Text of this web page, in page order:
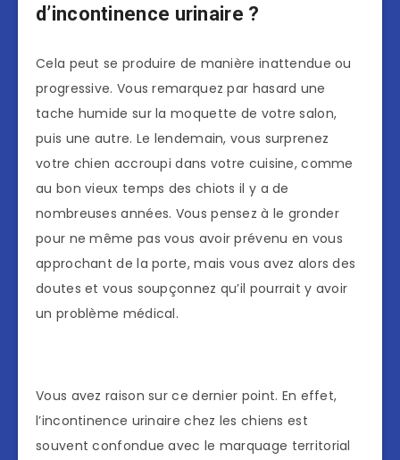
d’incontinence urinaire ?
Cela peut se produire de manière inattendue ou
progressive. Vous remarquez par hasard une
tache humide sur la moquette de votre salon,
puis une autre. Le lendemain, vous surprenez
votre chien accroupi dans votre cuisine, comme
au bon vieux temps des chiots il y a de
nombreuses années. Vous pensez à le gronder
pour ne même pas vous avoir prévenu en vous
approchant de la porte, mais vous avez alors des
doutes et vous soupçonnez qu’il pourrait y avoir
un problème médical.
Vous avez raison sur ce dernier point. En effet,
l’incontinence urinaire chez les chiens est
souvent confondue avec le marquage territorial